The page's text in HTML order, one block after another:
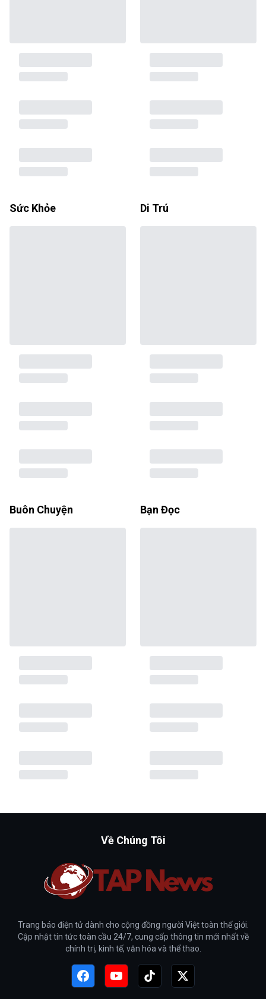
Sức Khỏe Di Trú
Buôn Chuyện Bạn Đọc
Về Chúng Tôi
Trang báo điện tử dành cho cộng đồng người Việt toàn thế giới.
Cập nhật tin tức toàn cầu 24/7, cung cấp thông tin mới nhất về
chính trị, kinh tế, văn hóa và thể thao.